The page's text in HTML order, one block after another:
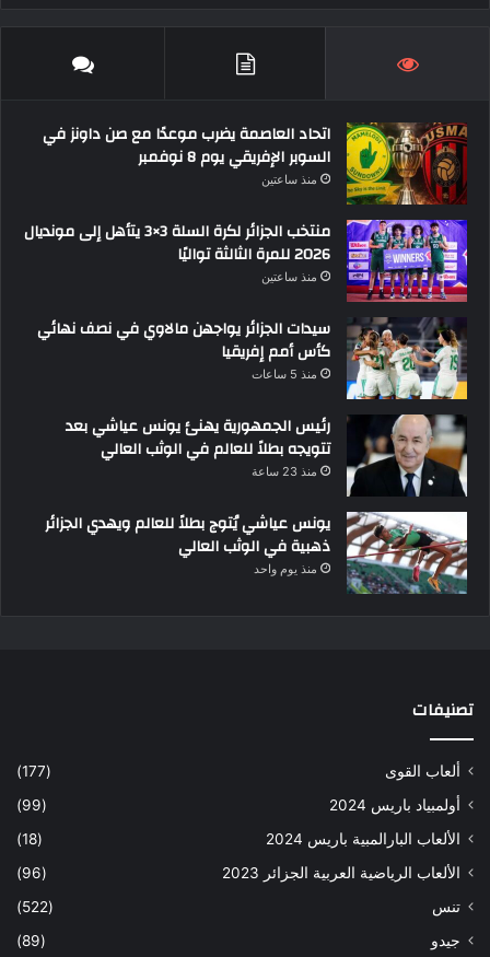
اتحاد العاصمة يضرب موعدًا مع صن داونز في
السوبر الإفريقي يوم 8 نوفمبر
منذ ساعتين
منتخب الجزائر لكرة السلة 3×3 يتأهل إلى مونديال
2026 للمرة الثالثة تواليًا
منذ ساعتين
سيدات الجزائر يواجهن مالاوي في نصف نهائي
كأس أمم إفريقيا
منذ 5 ساعات
رئيس الجمهورية يهنئ يونس عياشي بعد
تتويجه بطلاً للعالم في الوثب العالي
منذ 23 ساعة
يونس عياشي يُتوج بطلاً للعالم ويهدي الجزائر
ذهبية في الوثب العالي
منذ يوم واحد
تصنيفات
ألعاب القوى
(177)
أولمبياد باريس 2024
(99)
الألعاب البارالمبية باريس 2024
(18)
الألعاب الرياضية العربية الجزائر 2023
(96)
تنس
(522)
جيدو
(89)